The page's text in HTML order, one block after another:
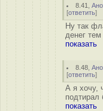
8.41 ,
[ответить]
Ну так
денег тем
показать
8.48 ,
[ответить]
А я хочу,
подтирал
показать